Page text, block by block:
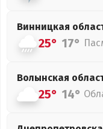
Винницкая
25° 17°
Волынская
25° 14°